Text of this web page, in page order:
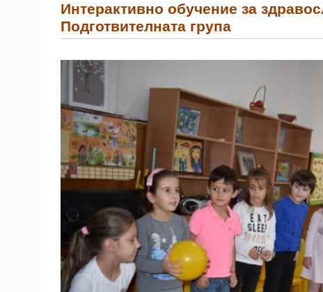
Интерактивно обучение за
Подготвителната група